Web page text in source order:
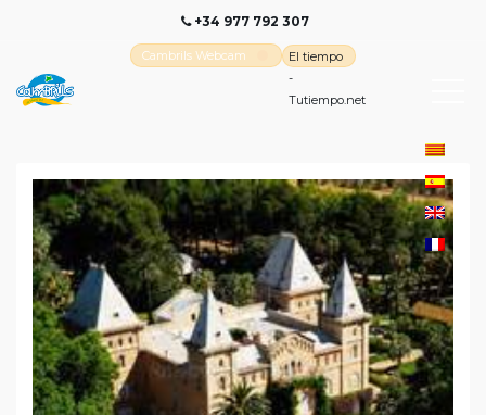
+34 977 792 307
Cambrils Webcam
El tiempo
-
Tutiempo.net